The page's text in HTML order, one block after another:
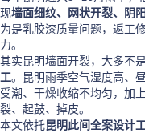
现墙面细纹、网状开裂、阴
为是乳胶漆质量问题，返工
力。
其实昆明墙面开裂，大多不
工。昆明雨季空气湿度高、
受潮、干燥收缩不均匀，加
裂、起鼓、掉皮。
本文依托昆明此间全案设计